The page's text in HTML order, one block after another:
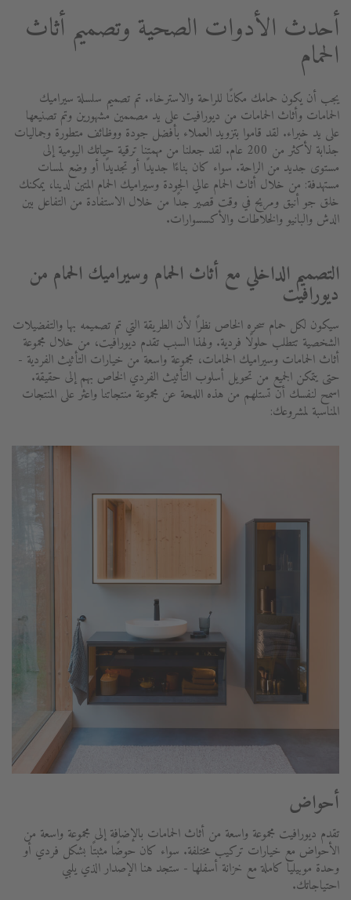
أحدث الأدوات الصحية وتصميم أثاث
الحمام
يجب أن يكون حمامك مكانًا للراحة والاسترخاء. تم تصميم سلسلة سيراميك
الحمامات وأثاث الحمامات من ديورافيت على يد مصممين مشهورين وتم تصنيعها
على يد خبراء. لقد قاموا بتزويد العملاء بأفضل جودة ووظائف متطورة وجماليات
جذابة لأكثر من 200 عام. لقد جعلنا من مهمتنا ترقية حياتك اليومية إلى
مستوى جديد من الراحة. سواء كان بناءًا جديدًا أو تجديدًا أو وضع لمسات
مستهدفة: من خلال أثاث الحمام عالي الجودة وسيراميك الحمام المتين لدينا، يمكنك
خلق جو أنيق ومريح في وقت قصير جدًا من خلال الاستفادة من التفاعل بين
الدش والبانيو والخلاطات والأكسسوارات.
التصميم الداخلي مع أثاث الحمام وسيراميك الحمام من
ديورافيت
سيكون لكل حمام سحره الخاص نظرًا لأن الطريقة التي تم تصميمه بها والتفضيلات
الشخصية تتطلب حلولًا فردية. ولهذا السبب تقدم ديورافيت، من خلال مجموعة
أثاث الحمامات وسيراميك الحمامات، مجموعة واسعة من خيارات التأثيث الفردية -
حتى يتمكن الجميع من تحويل أسلوب التأثيث الفردي الخاص بهم إلى حقيقة.
اسمح لنفسك أن تستلهم من هذه اللمحة عن مجموعة منتجاتنا واعثر على المنتجات
المناسبة لمشروعك:
أحواض
تقدم ديورافيت مجموعة واسعة من أثاث الحمامات بالإضافة إلى مجموعة واسعة من
الأحواض مع خيارات تركيب مختلفة. سواء كان حوضًا مثبتًا بشكل فردي أو
وحدة موبيليا كاملة مع خزانة أسفلها - ستجد هنا الإصدار الذي يلبي
احتياجاتك.